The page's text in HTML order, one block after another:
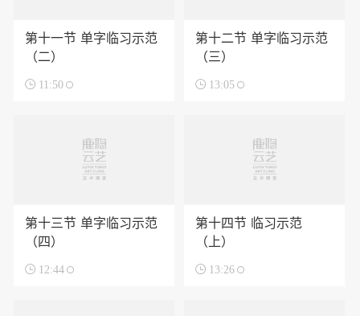
第十一节 单字临习示范
（二）
 11:50
第十二节 单字临习示范
（三）
 13:05
第十三节 单字临习示范
（四）
 12:44
第十四节 临习示范
（上）
 13:26